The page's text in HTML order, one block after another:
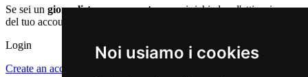
Noi usiamo i cookies
Se sei un giornalistao unoperatorepuoi richiedere l'attivazione
del tuo account registrandoti qui:
Login
Create an account